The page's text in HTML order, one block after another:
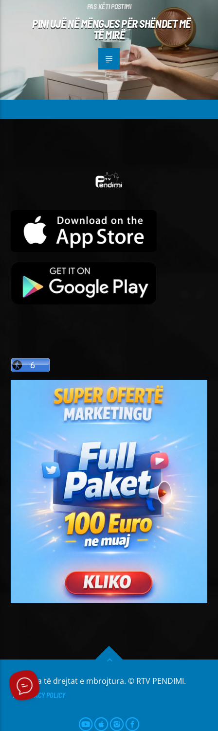
PAS KËTI POSTIMI
PINI UJË NË MËNGJES PËR SHËNDET MË
TË MIRË
Të gjitha të drejtat e mbrojtura. © RTV PENDIMI.
PRIVACY POLICY